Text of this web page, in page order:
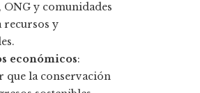
ONG y comunidades
y
económicos:
que la conservación